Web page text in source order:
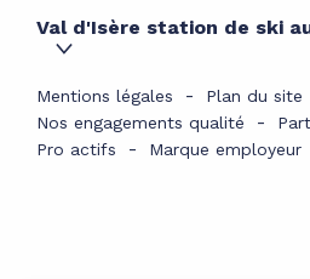
Val d'Isère station de ski
Mentions légales
Plan du site
Nos engagements qualité
Pro actifs
Marque employeur